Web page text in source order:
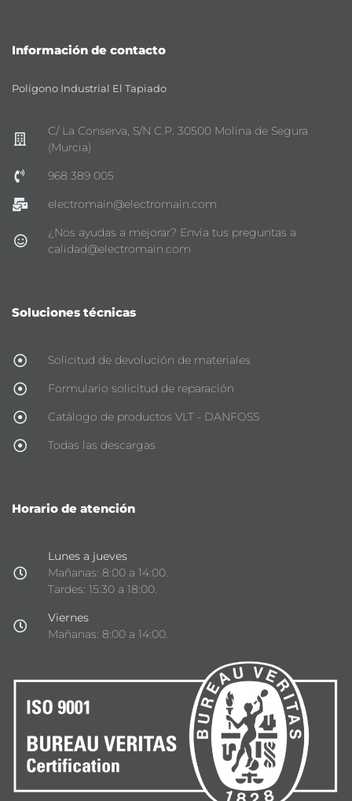
Información de contacto
Polígono Industrial El Tapiado
C/ La Conserva, S/N C.P. 30500 Molina de Segura
(Murcia)
968 389 005
electromain@electromain.com
¿Nos ayudas a mejorar? Envia tus preguntas a
calidad@electromain.com
Soluciones técnicas
Solicitud de devolución de materiales
Formulario solicitud de reparación
Catálogo de productos VLT - DANFOSS
Todas las descargas
Horario de atención
Lunes a jueves
Mañanas: 8:00 a 14:00.
Tardes: 15:30 a 18:00.
Viernes
Mañanas: 8:00 a 14:00.